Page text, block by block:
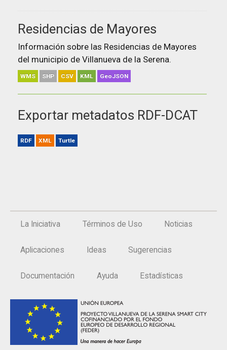
Residencias de Mayores
Información sobre las Residencias de Mayores
del municipio de Villanueva de la Serena.
WMS SHP CSV KML GeoJSON
Exportar metadatos RDF-DCAT
RDF XML Turtle
La Iniciativa Términos de Uso Noticias
Aplicaciones Ideas Sugerencias
Documentación Ayuda Estadísticas